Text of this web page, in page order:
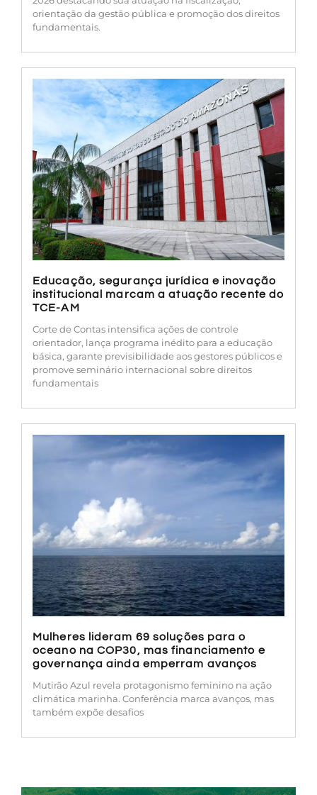
orientação da gestão pública e promoção dos direitos
fundamentais.
Educação, segurança jurídica e inovação
institucional marcam a atuação recente do
TCE-AM
Corte de Contas intensifica ações de controle
orientador, lança programa inédito para a educação
básica, garante previsibilidade aos gestores públicos e
promove seminário internacional sobre direitos
fundamentais
Mulheres lideram 69 soluções para o
oceano na COP30, mas financiamento e
governança ainda emperram avanços
Mutirão Azul revela protagonismo feminino na ação
climática marinha. Conferência marca avanços, mas
também expõe desafios